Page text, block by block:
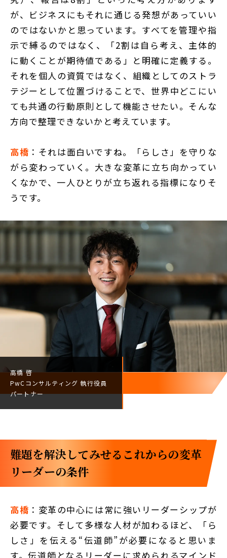
が、ビジネスにもそれに通じる発想があっていい
のではないかと思っています。すべてを管理や指
示で縛るのではなく、「2割は自ら考え、主体的
に動くことが期待値である」と明確に定義する。
それを個人の資質ではなく、組織としてのストラ
テジーとして位置づけることで、世界中どこにい
ても共通の行動原則として機能させたい。そんな
方向で整理できないかと考えています。
高橋 ：それは面白いですね。「らしさ」を守りな
がら変わっていく。大きな変革に立ち向かってい
くなかで、一人ひとりが立ち返れる指標になりそ
うです。
高橋 啓
PwCコンサルティング執行役員
パートナー
難題を解決してみせる――これからの変革
リーダーの条件
高橋 ：変革の中心には常に強いリーダーシップが
必要です。そして多様な人材が加わるほど、「ら
しさ」を伝える“伝道師”が必要になると思いま
す。伝道師となるリーダーに求められるマインド